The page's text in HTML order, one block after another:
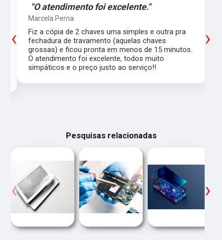
"O atendimento foi excelente."
Marcela Perna
Fiz a cópia de 2 chaves uma simples e outra pra
fechadura de travamento (aquelas chaves
grossas) e ficou pronta em menos de 15 minutos.
O atendimento foi excelente, todos muito
simpáticos e o preço justo ao serviço!!
‹ ›
Pesquisas relacionadas
‹ ›